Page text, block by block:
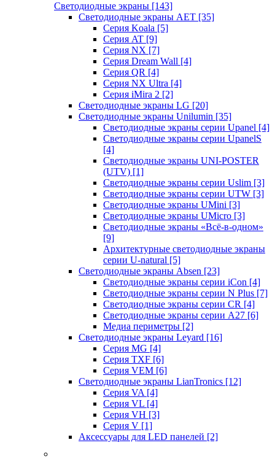
Светодиодные экраны [143]
Светодиодные экраны AET [35]
Cерия Koala [5]
Серия AT [9]
Серия NX [7]
Серия Dream Wall [4]
Серия QR [4]
Серия NX Ultra [4]
Серия iMira 2 [2]
Светодиодные экраны LG [20]
Светодиодные экраны Unilumin [35]
Светодиодные экраны серии Upanel [4]
Светодиодные экраны серии UpanelS
[4]
Светодиодные экраны UNI-POSTER
(UTV) [1]
Светодиодные экраны серии Uslim [3]
Светодиодные экраны серии UTW [3]
Светодиодные экраны UMini [3]
Светодиодные экраны UMicro [3]
Светодиодные экраны «Всё-в-одном»
[9]
Архитектурные светодиодные экраны
серии U-natural [5]
Светодиодные экраны Absen [23]
Светодиодные экраны серии iCon [4]
Светодиодные экраны серии N Plus [7]
Светодиодные экраны серии CR [4]
Светодиодные экраны серии А27 [6]
Медиа периметры [2]
Светодиодные экраны Leyard [16]
Серия MG [4]
Серия TXF [6]
Серия VEM [6]
Светодиодные экраны LianTronics [12]
Серия VA [4]
Серия VL [4]
Серия VH [3]
Серия V [1]
Аксессуары для LED панелей [2]